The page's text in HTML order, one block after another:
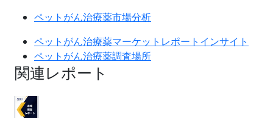
ペットがん治療薬市場分析
ペットがん治療薬マーケットレポートインサイト
ペットがん治療薬調査場所
関連レポート